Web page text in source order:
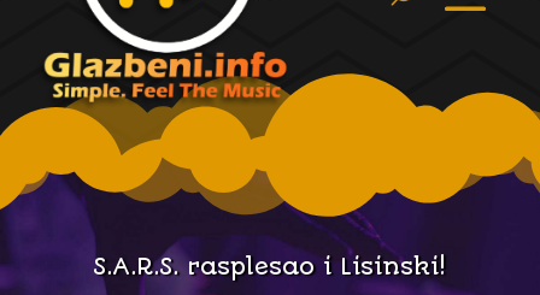
S.A.R.S. rasplesao i Lisinski!